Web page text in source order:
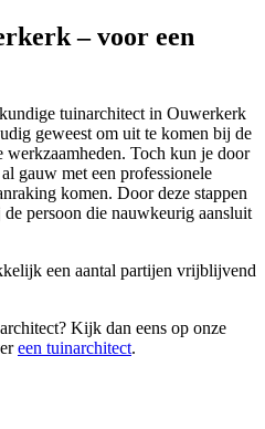
– voor een
tuinarchitect in Ouwerkerk
geweest om uit te komen bij de
werkzaamheden. Toch kun je door
gauw met een professionele
komen. Door deze stappen
persoon die nauwkeurig aansluit
een aantal partijen vrijblijvend
Kijk dan eens op onze
een tuinarchitect.